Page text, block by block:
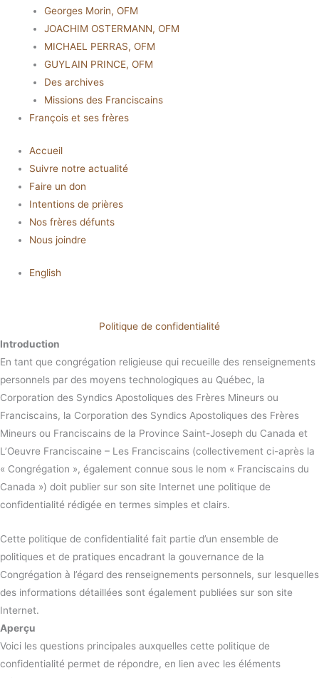
Georges Morin, OFM
JOACHIM OSTERMANN, OFM
MICHAEL PERRAS, OFM
GUYLAIN PRINCE, OFM
Des archives
Missions des Franciscains
François et ses frères
Accueil
Suivre notre actualité
Faire un don
Intentions de prières
Nos frères défunts
Nous joindre
English
Politique de confidentialité
Introduction
En tant que congrégation religieuse qui recueille des renseignements
personnels par des moyens technologiques au Québec, la
Corporation des Syndics Apostoliques des Frères Mineurs ou
Franciscains, la Corporation des Syndics Apostoliques des Frères
Mineurs ou Franciscains de la Province Saint-Joseph du Canada et
L’Oeuvre Franciscaine – Les Franciscains (collectivement ci-après la
« Congrégation », également connue sous le nom « Franciscains du
Canada ») doit publier sur son site Internet une politique de
confidentialité rédigée en termes simples et clairs.
Cette politique de confidentialité fait partie d’un ensemble de
politiques et de pratiques encadrant la gouvernance de la
Congrégation à l’égard des renseignements personnels, sur lesquelles
des informations détaillées sont également publiées sur son site
Internet.
Aperçu
Voici les questions principales auxquelles cette politique de
confidentialité permet de répondre, en lien avec les éléments